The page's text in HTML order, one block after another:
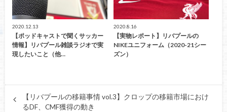
2020.12.13
【ポッドキャストで聞くサッカー
情報】リバプール雑談ラジオで実
現したいこと（他…
2020.8.16
【実物レポート】リバプールの
NIKEユニフォーム（2020-21シー
ズン）
【リバプールの移籍事情 vol.3】クロップの移籍市場におけ
るDF、CMF獲得の動き